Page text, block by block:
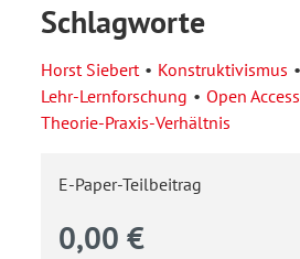
Schlagworte
Horst Siebert
Konstruktivismus
Lehr-Lernforschung
Open Access
Theorie-Praxis-Verhältnis
E-Paper-Teilbeitrag
0,00 €